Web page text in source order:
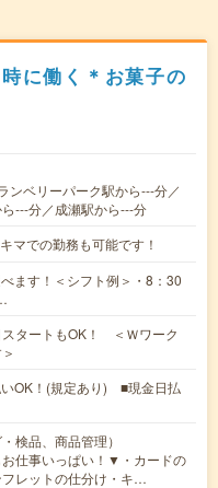
に働く＊お菓子の
ンベリーパーク駅から---分／
---分／成瀬駅から---分
マでの勤務も可能です！
ます！＜シフト例＞・8：30
タートもOK！ ＜Ｗワーク
OK！(規定あり) ■現金日払
検品、商品管理）
仕事いっぱい！▼・カードの
レットの仕分け・キ…